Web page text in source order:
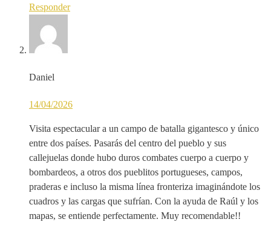
Responder
Daniel
14/04/2026
Visita espectacular a un campo de batalla gigantesco y único
entre dos países. Pasarás del centro del pueblo y sus
callejuelas donde hubo duros combates cuerpo a cuerpo y
bombardeos, a otros dos pueblitos portugueses, campos,
praderas e incluso la misma línea fronteriza imaginándote los
cuadros y las cargas que sufrían. Con la ayuda de Raúl y los
mapas, se entiende perfectamente. Muy recomendable!!